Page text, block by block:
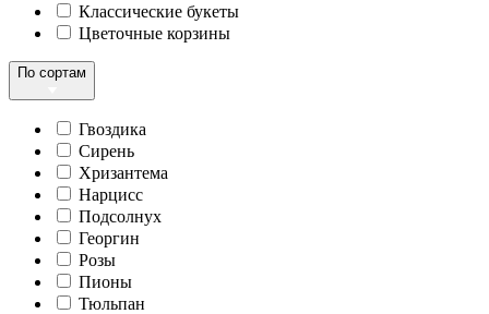
Классические букеты
Цветочные корзины
По сортам
Гвоздика
Сирень
Хризантема
Нарцисс
Подсолнух
Георгин
Розы
Пионы
Тюльпан